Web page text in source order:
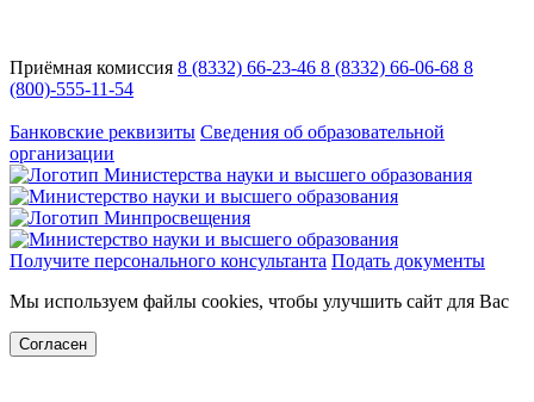
Приёмная комиссия 8 (8332) 66-23-46 8 (8332) 66-06-68 8
(800)-555-11-54
Банковские реквизиты Сведения об образовательной
организации
Получите персонального консультанта Подать документы
Мы используем файлы cookies, чтобы улучшить сайт для Вас
Согласен